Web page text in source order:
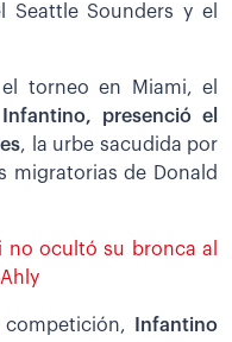
Sounders y el
torneo en Miami, el
presenció el
, la urbe sacudida por
migratorias de Donald
no ocultó su bronca al
Infantino